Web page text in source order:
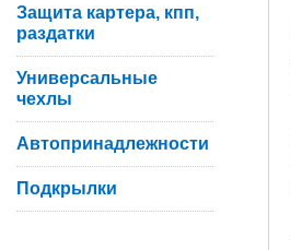
Защита картера, кпп,
раздатки
Универсальные
чехлы
Автопринадлежности
Подкрылки